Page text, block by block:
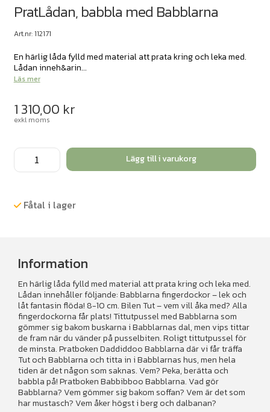
PratLådan, babbla med Babblarna
Art.nr: 112171
En härlig låda fylld med material att prata kring och leka med.
Lådan inneh&arin...
Läs mer
1 310,00 kr
exkl moms
PratLådan,
babbla
Babblarna
Lägg till i varukorg
Fåtal i lager
Information
En härlig låda fylld med material att prata kring och leka med.
Lådan innehåller följande: Babblarna fingerdockor – lek och
låt fantasin flöda! 8-10 cm. Bilen Tut – vem vill åka med? Alla
fingerdockorna får plats! Tittutpussel med Babblarna som
gömmer sig bakom buskarna i Babblarnas dal, men vips tittar
de fram när du vänder på pusselbiten. Roligt tittutpussel för
de minsta. Pratboken Daddiddoo Babblarna där vi får träffa
Tut och Babblarna och titta in i Babblarnas hus, men hela
tiden är det någon som saknas. Vem? Peka, berätta och
babbla på! Pratboken Babbibboo Babblarna. Vad gör
Babblarna? Vem gömmer sig bakom soffan? Vem är det som
har mustasch? Vem åker högst i berg och dalbanan?